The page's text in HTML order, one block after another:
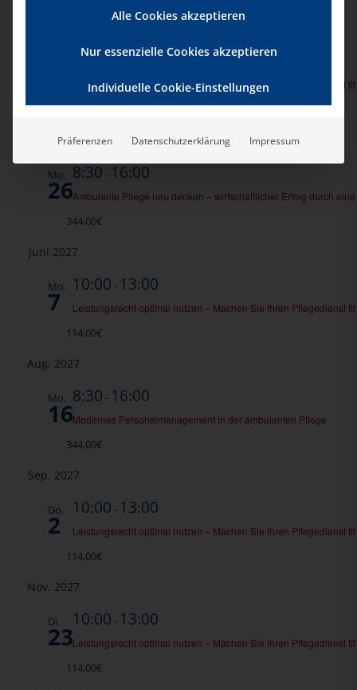
10:00 13:00
Leistungsrecht optimal nutzen – Machen Sie Ihren Pflegedienst
114,00€
Apr. 2027
Mo.
26
8:30 - 16:00
Ambulante Pflege neu denken – wirtschaftlicher Erfolg durch
344,00€
Juni 2027
Mo.
7
10:00 - 13:00
Leistungsrecht optimal nutzen – Machen Sie Ihren Pflegedienst
114,00€
Aug. 2027
Mo.
16
8:30 - 16:00
Modernes Personalmanagement in der ambulanten Pflege
344,00€
Sep. 2027
Do.
2
10:00 - 13:00
Leistungsrecht optimal nutzen – Machen Sie Ihren Pflegedienst
114,00€
Nov. 2027
Di.
23
10:00 - 13:00
Leistungsrecht optimal nutzen – Machen Sie Ihren Pflegedienst
114,00€
Alle Cookies akzeptieren
Nur essenzielle Cookies akzeptieren
Individuelle Cookie-Einstellungen
Präferenzen Datenschutzerklärung Impressum